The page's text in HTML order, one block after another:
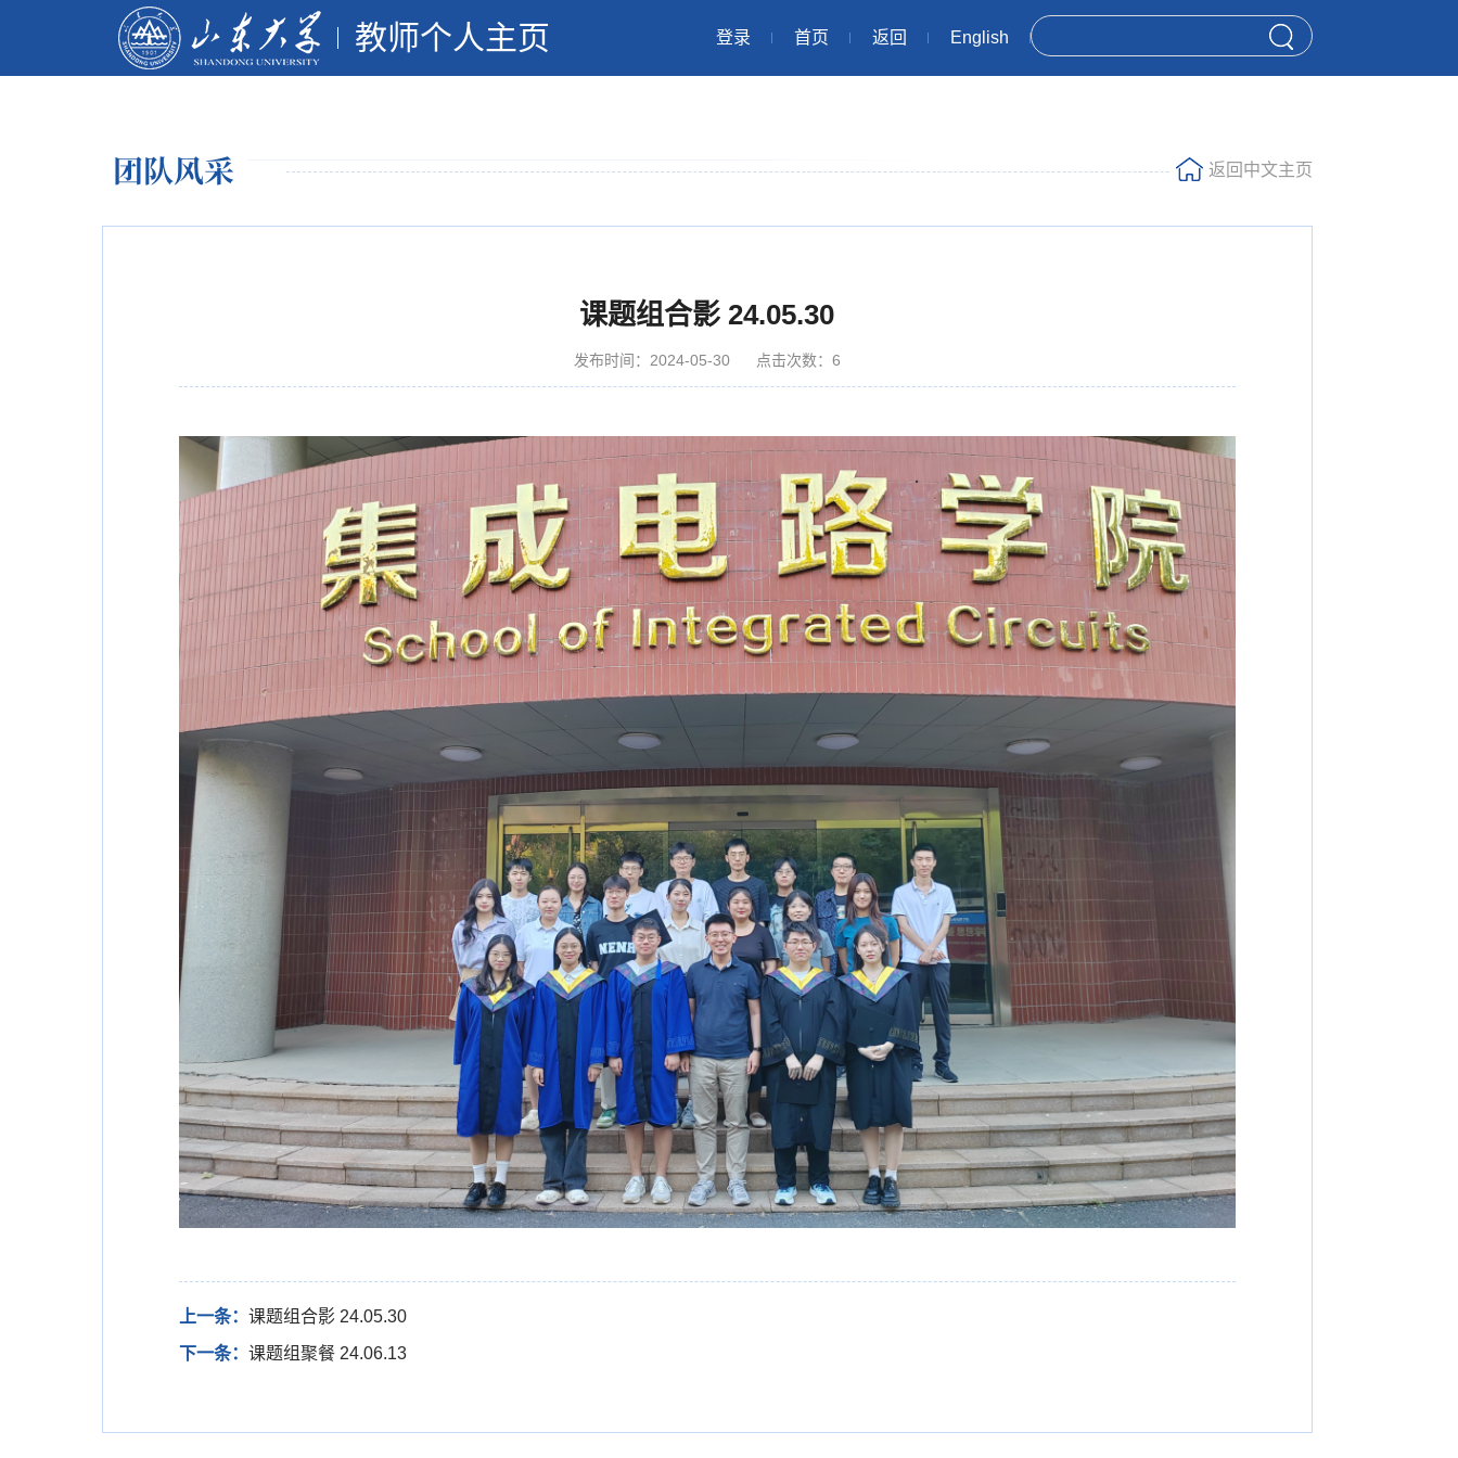
教师个人主页 登录 首页 返回 English
团队风采 返回中文主页
课题组合影 24.05.30
发布时间：2024-05-30 点击次数： 6
上一条：课题组合影 24.05.30
下一条：课题组聚餐 24.06.13